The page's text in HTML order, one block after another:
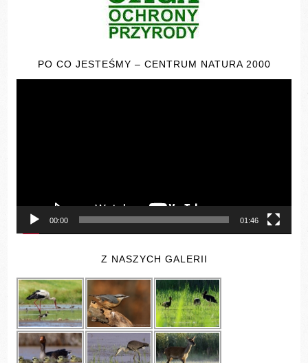
PO CO JESTEŚMY – CENTRUM NATURA 2000
00:00 01:46
Z NASZYCH GALERII